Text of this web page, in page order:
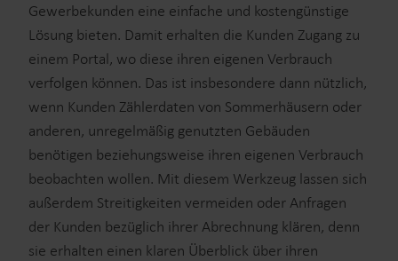
Gewerbekunden eine einfache und kostengünstige
Lösung bieten. Damit erhalten die Kunden Zugang zu
einem Portal, wo diese ihren eigenen Verbrauch
verfolgen können. Das ist insbesondere dann nützlich,
wenn Kunden Zählerdaten von Sommerhäusern oder
anderen, unregelmäßig genutzten Gebäuden
benötigen beziehungsweise ihren eigenen Verbrauch
beobachten wollen. Mit diesem Werkzeug lassen sich
außerdem Streitigkeiten vermeiden oder Anfragen
der Kunden bezüglich ihrer Abrechnung klären, denn
sie erhalten einen klaren Überblick über ihren